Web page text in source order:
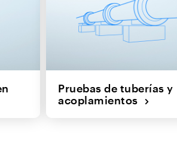
Pruebas de tuberías y
acoplamientos